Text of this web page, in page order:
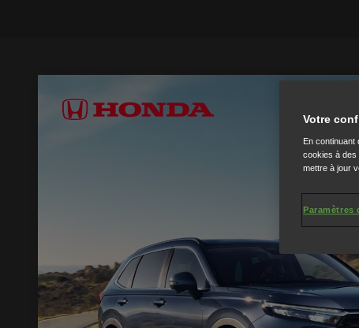
Votre
En
cookies à des
mettre à jour
Paramètres